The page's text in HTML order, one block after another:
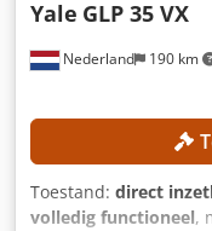
Nederland 190 km
Yale GLP 35 VX
Toestand: direct
volledig functioneel,